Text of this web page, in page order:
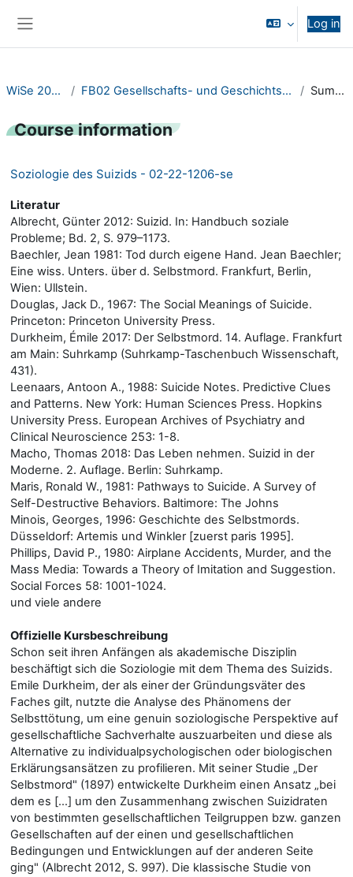
Log in
WiSe 2023/24 FB02 Gesellschafts- und Geschichtswissenschaften Summary
Course information
Soziologie des Suizids - 02-22-1206-se
Literatur
Albrecht, Günter 2012: Suizid. In: Handbuch soziale
Probleme; Bd. 2, S. 979–1173.
Baechler, Jean 1981: Tod durch eigene Hand. Jean Baechler;
Eine wiss. Unters. über d. Selbstmord. Frankfurt, Berlin,
Wien: Ullstein.
Douglas, Jack D., 1967: The Social Meanings of Suicide.
Princeton: Princeton University Press.
Durkheim, Émile 2017: Der Selbstmord. 14. Auflage. Frankfurt
am Main: Suhrkamp (Suhrkamp-Taschenbuch Wissenschaft,
431).
Leenaars, Antoon A., 1988: Suicide Notes. Predictive Clues
and Patterns. New York: Human Sciences Press. Hopkins
University Press. European Archives of Psychiatry and
Clinical Neuroscience 253: 1-8.
Macho, Thomas 2018: Das Leben nehmen. Suizid in der
Moderne. 2. Auflage. Berlin: Suhrkamp.
Maris, Ronald W., 1981: Pathways to Suicide. A Survey of
Self-Destructive Behaviors. Baltimore: The Johns
Minois, Georges, 1996: Geschichte des Selbstmords.
Düsseldorf: Artemis und Winkler [zuerst paris 1995].
Phillips, David P., 1980: Airplane Accidents, Murder, and the
Mass Media: Towards a Theory of Imitation and Suggestion.
Social Forces 58: 1001-1024.
und viele andere
Offizielle Kursbeschreibung
Schon seit ihren Anfängen als akademische Disziplin
beschäftigt sich die Soziologie mit dem Thema des Suizids.
Emile Durkheim, der als einer der Gründungsväter des
Faches gilt, nutzte die Analyse des Phänomens der
Selbsttötung, um eine genuin soziologische Perspektive auf
gesellschaftliche Sachverhalte auszuarbeiten und diese als
Alternative zu individualpsychologischen oder biologischen
Erklärungsansätzen zu profilieren. Mit seiner Studie „Der
Selbstmord" (1897) entwickelte Durkheim einen Ansatz „bei
dem es […] um den Zusammenhang zwischen Suizidraten
von bestimmten gesellschaftlichen Teilgruppen bzw. ganzen
Gesellschaften auf der einen und gesellschaftlichen
Bedingungen und Entwicklungen auf der anderen Seite
ging" (Albrecht 2012, S. 997). Die klassische Studie von